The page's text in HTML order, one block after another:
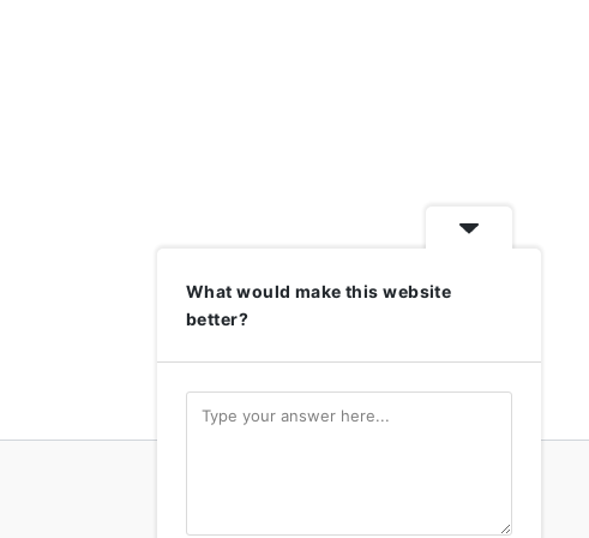
What would make this website
better?